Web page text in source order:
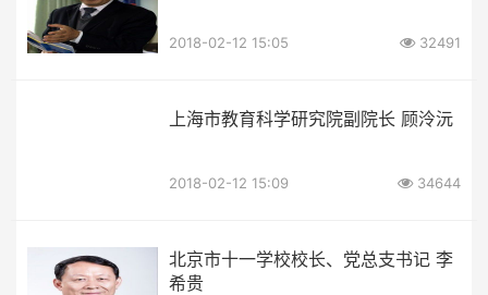
2018-02-12 15:05 32491
上海市教育科学研究院副院长 顾泠沅
2018-02-12 15:09 34644
北京市十一学校校长、党总支书记 李
希贵